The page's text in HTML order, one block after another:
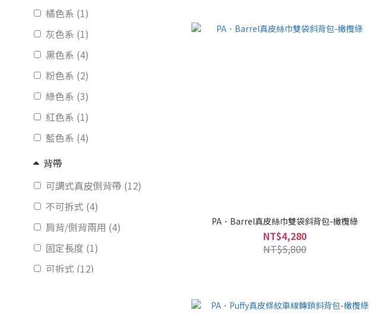
橘色系 (1)
灰色系 (1)
黑色系 (4)
粉色系 (2)
綠色系 (3)
紅色系 (1)
藍色系 (4)
背帶
可調式真皮側背帶 (12)
不可拆式 (4)
肩背/側背兩用 (4)
固定長度 (1)
可拆式 (12)
PA．Barrel真皮絲巾雙袋斜背包-橄欖綠
NT$4,280
NT$5,800